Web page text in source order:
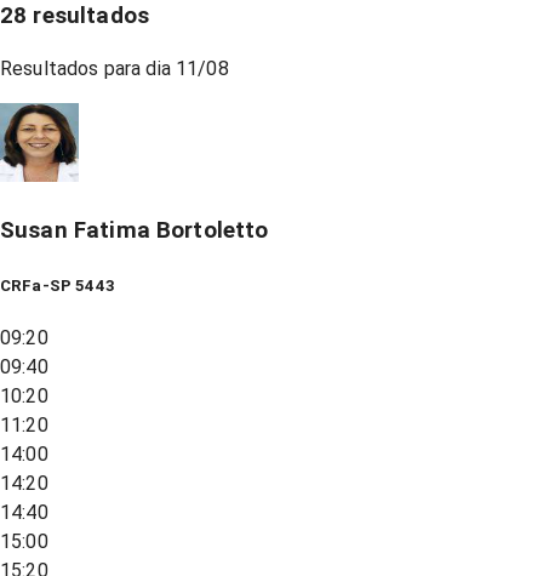
28 resultados
Resultados para dia 11/08
Susan Fatima Bortoletto
CRFa-SP 5443
09:20
09:40
10:20
11:20
14:00
14:20
14:40
15:00
15:20